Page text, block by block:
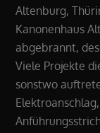
Altenburg,
Kanonenhaus
abgebrannt,
Viele Projekte
sonstwo